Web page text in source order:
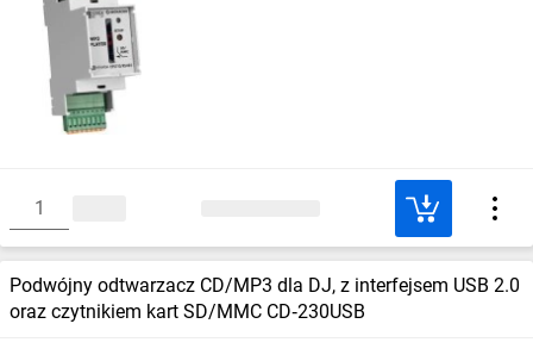
Podwójny odtwarzacz CD/MP3 dla DJ, z interfejsem USB 2.0
oraz czytnikiem kart SD/MMC CD‑230USB